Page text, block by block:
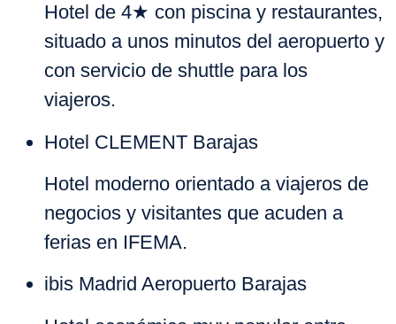
Hotel de 4★ con piscina y restaurantes,
situado a unos minutos del aeropuerto y
con servicio de shuttle para los
viajeros.
Hotel CLEMENT Barajas
Hotel moderno orientado a viajeros de
negocios y visitantes que acuden a
ferias en IFEMA.
ibis Madrid Aeropuerto Barajas